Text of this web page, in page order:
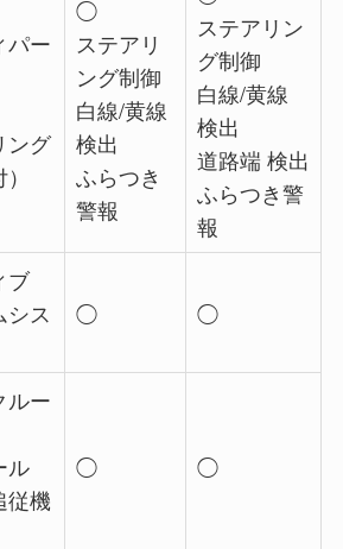
パー
ング
◯
ステアリ
ング制御
白線/黄線
検出
ふらつき
警報
ステアリン
グ制御
白線/黄線
検出
道路端 検出
ふらつき警
報
ブ
ス
◯ ◯
ルー
ル
従機
◯ ◯